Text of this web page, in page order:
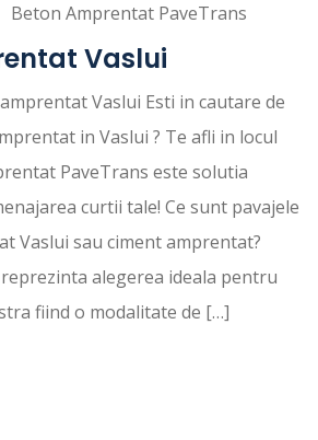
Beton Amprentat PaveTrans
Vaslui
Vaslui Esti in cautare de
in Vaslui ? Te afli in locul
PaveTrans este solutia
curtii tale! Ce sunt pavajele
Vaslui sau ciment amprentat?
alegerea ideala pentru
fiind o modalitate de […]